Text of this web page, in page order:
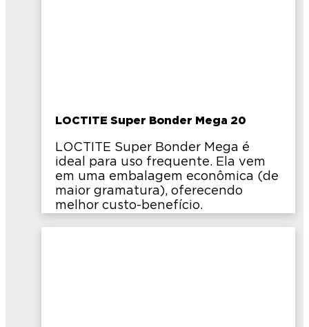
LOCTITE Super Bonder Mega 20
LOCTITE Super Bonder Mega é
ideal para uso frequente. Ela vem
em uma embalagem econômica (de
maior gramatura), oferecendo
melhor custo-benefício.